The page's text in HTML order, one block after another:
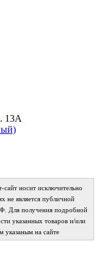
13А
носит исключительно
не является публичной
Для получения подробной
указанных товаров и/или
указаным на сайте